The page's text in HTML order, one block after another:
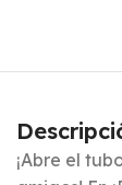
¡Abre el